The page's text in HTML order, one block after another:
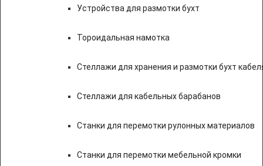
Устройства для размотки бухт
Тороидальная намотка
Стеллажи для хранения и размотки бухт
Стеллажи для кабельных барабанов
Станки для перемотки рулонных материалов
Станки для перемотки мебельной кромки